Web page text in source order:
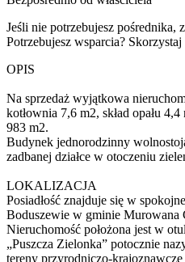
Jeśli nie potrzebujesz pośrednika,
Potrzebujesz wsparcia?
OPIS
Na sprzedaż wyjątkowa
kotłownia 7,6 m2, skład opału
983 m2.
Budynek jednorodzinny
zadbanej działce w otoczeniu
LOKALIZACJA
Posiadłość znajduje się w
Boduszewie w gminie Murowana
Nieruchomość położona jest w
„Puszcza Zielonka” potocznie
tereny przyrodniczo-